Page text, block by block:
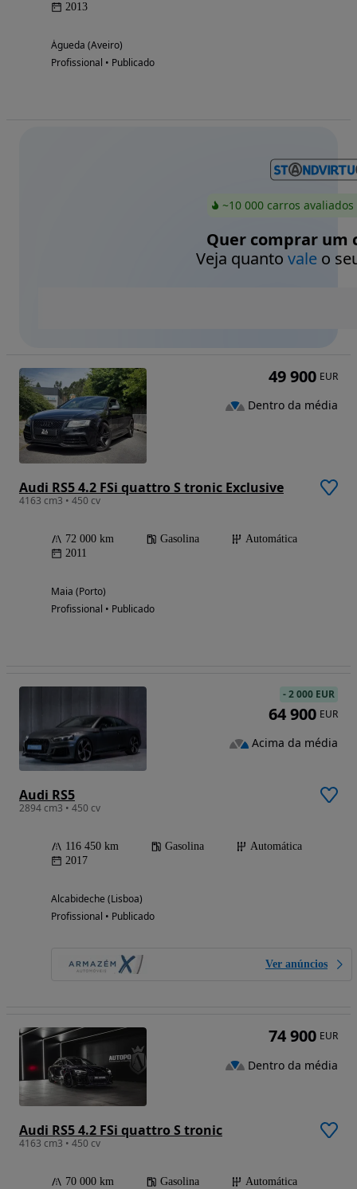
2013
Águeda (Aveiro)
Profissional • Publicado
~10 000 carros
Quer comprar um
Veja quanto valeo
Audi RS5 4.2 FSi quattro S tronic Exclusive
4163 cm3 • 450 cv
72 000 km Gasolina
Automática
2011
Maia (Porto)
Profissional • Publicado
49 900 EUR
Dentro da média
Audi RS5
2894 cm3 • 450 cv
116 450 km Gasolina
Automática
2017
Alcabideche (Lisboa)
Profissional • Publicado
Ver anúncios
-2 000 EUR
64 900 EUR
Acima da média
Audi RS5 4.2 FSi quattro S tronic
4163 cm3 • 450 cv
70 000 km Gasolina Automática
74 900 EUR
Dentro da média